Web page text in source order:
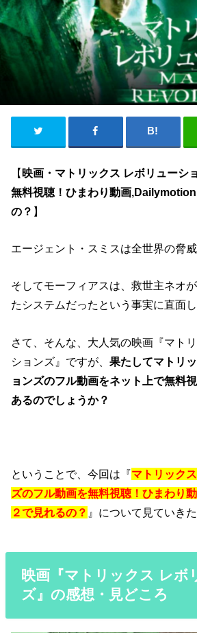
【映画・マトリックス レボリューシ
無料視聴！ひまわり動画
の？ 】
エージェント・スミスは全世界の脅威
そしてモーフィアスは、救世主ネオ
たシステムだったという事実に直面
さて、そんな、大人気の映画『マト
ションズ』ですが、果たしてマトリ
ョンズのフル動画をネット上で無料
あるのでしょうか？
ということで、今回は『マトリック
ズのフル動画を無料視聴！ひまわり
２で見れるの？ 』について見ていき
映画『マトリックス レボ
ズ』の感想・見どころ